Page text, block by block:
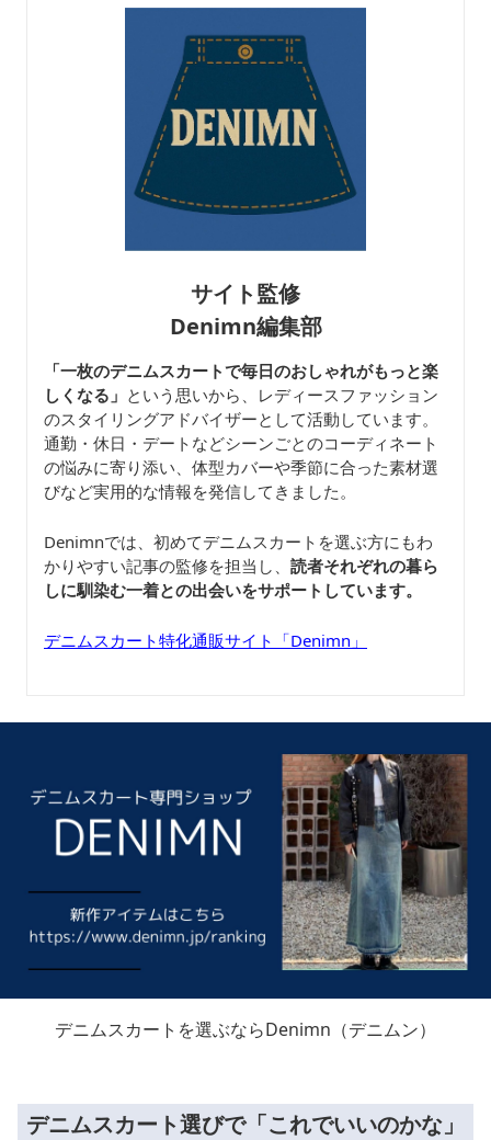
サイト監修
Denimn編集部
「一枚のデニムスカートで毎日のおしゃれがもっと楽
しくなる」 という思いから、レディースファッション
のスタイリングアドバイザーとして活動しています。
通勤・休日・デートなどシーンごとのコーディネート
の悩みに寄り添い、体型カバーや季節に合った素材選
びなど実用的な情報を発信してきました。
Denimnでは、初めてデニムスカートを選ぶ方にもわ
かりやすい記事の監修を担当し、 読者それぞれの暮ら
しに馴染む一着との出会いをサポートしています。
デニムスカート特化通販サイト「Denimn」
デニムスカートを選ぶならDenimn（デニムン）
デニムスカート選びで「これでいいのかな」